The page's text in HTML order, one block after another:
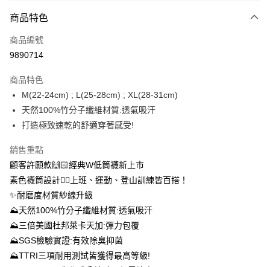
台灣樂天信用卡公司
玉山商業銀行
台灣樂天信用卡公司
元大商業銀行
台新國際商業銀行
台灣樂天信用卡公司
華泰商業銀行
遠東國際商業銀行
永豐商業銀行
星展（台灣）商業銀行
悠遊付
大哥付你分期
相關說明
1.本服務由台灣大哥大提供，台灣大哥大用戶可立即使用無須另外申請。
2.付款方式選擇「大哥付你分期」，訂單成立後會自動跳轉到大哥付的交易
成交易。
3.實際核准額度、可分期數及費用金額請依後續交易確認頁面所載為準。
消。如遇「轉專審核」未通過狀況，表示未達大哥付你分期系統評分，恕無
【繳款方式說明】
1.分期款項不併入電信帳單，「大哥付你分期」於每月結算日後寄送繳費提
醒簡訊。
2.透過簡訊連結打開帳單後，可選擇「超商條碼／台灣大直營門市／銀行轉
帳／街口支付／iPASS MONEY」等通路繳費。
1.本服務係由「台灣大哥大股份有限公司」（以下簡稱本公司）所提供，讓
用戶於交易時，得透過本服務購買商品或服務，並由商店將買賣／分期付款
AFTEE先享後付
相關說明
【關於「AFTEE先享後付」】
便利好安心！
２．便利：只要手機號碼，簡訊認證，即可結帳。
３．安心：先確認商品／服務後，再付款。
【「AFTEE先享後付」結帳流程】
１．於結帳方式選擇「AFTEE先享後付」後，將跳轉至「AFTEE先享後付」
結帳頁面，進行簡訊認證並確認金額後，即可完成結帳。
２．訂單成立數日內，您將收到繳費通知簡訊。
３．收到繳費通知簡訊後14天內，點擊此簡訊中的連結，可透過四大超商／
ATM／網路銀行／等多元方式進行付款，方視為交易完成。
購買商品的店家。未經商家同意取消之訂單仍視為有效，需透過AFTEE先享
ATM付款
運送方式
全家取貨付款
每筆NT$100，滿NT$1,000(含以上)免運費
付款後全家取貨
每筆NT$100，滿NT$1,000(含以上)免運費
7-11取貨付款
每筆NT$100，滿NT$1,000(含以上)免運費
商品特色
商品編號
9890714
商品特色
M(22-24cm) ; L(25-28cm) ; XL(28-31cm)
天然100%竹分子纖維材質:透氣吸汗
打造極致速乾的舒適穿著感受!
銷售重點
顧客許願款🙌🏻經典W低筒襪新上市
素色襪筒設計👉🏻上班、運動、登山訓練皆百搭！
✨耐磨度材質紗線升級
⛰天然100%竹分子纖維材質:透氣吸汗
⛰三倍美國杜邦萊卡天加:彈力包覆
⛰SGS檢驗實證:有效除臭抑菌
⛰TTRI三項耐用測試皆獲得最高等級!